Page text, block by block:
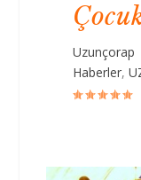
Uzunçorap
Haberler,